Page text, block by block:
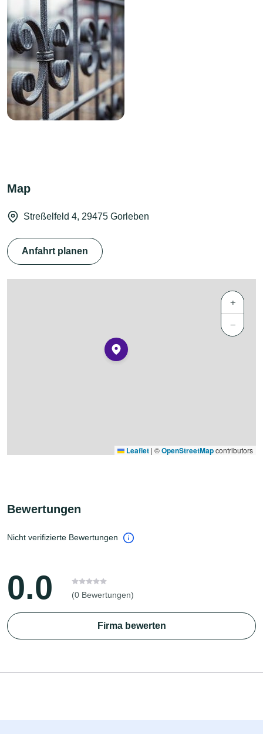
Map
Streßelfeld 4, 29475 Gorleben
Anfahrt planen
+
−
Leaflet | ©OpenStreetMapcontributors
Bewertungen
Nicht verifizierte Bewertungen
0.0 (0 Bewertungen)
Firma bewerten